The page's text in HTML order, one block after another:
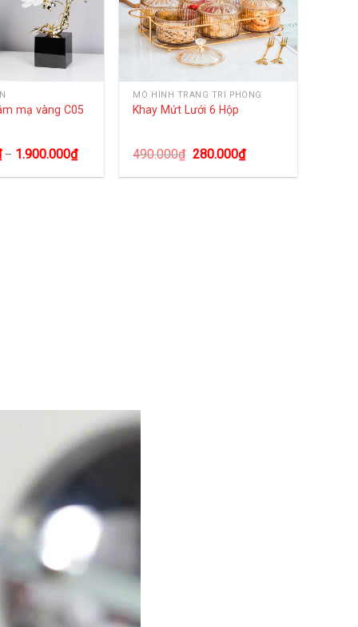
mạ vàng C05
– 1.900.000₫
MÔ HÌNH TRANG TRÍ PHÒNG
Khay Mứt Lưới 6 Hộp
490.000₫ 280.000₫